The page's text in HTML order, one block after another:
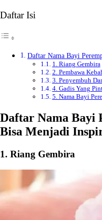
Daftar Isi
Daftar Nama Bayi
1. Riang Gembira
2. Pembawa
3. Penyembuh
4. Gadis Yang
5. Nama Bayi
Daftar Nama Bayi
Bisa Menjadi
1. Riang Gembira